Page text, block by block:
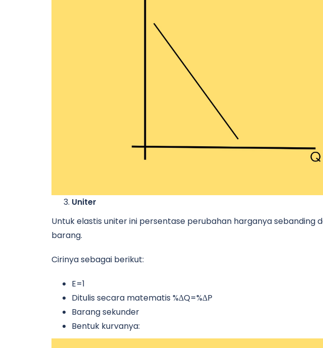
Uniter
Untuk elastis uniter ini persentase perubahan harganya sebanding
barang.
Cirinya sebagai berikut:
E=1
Ditulis secara matematis %ΔQ=%ΔP
Barang sekunder
Bentuk kurvanya: